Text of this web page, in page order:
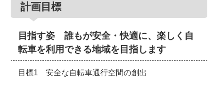
計画目標
目指す姿 誰もが安全・快適に、楽しく自
転車を利用できる地域を目指します
目標1 安全な自転車通行空間の創出